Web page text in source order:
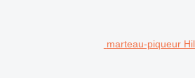
marteau-piqueur